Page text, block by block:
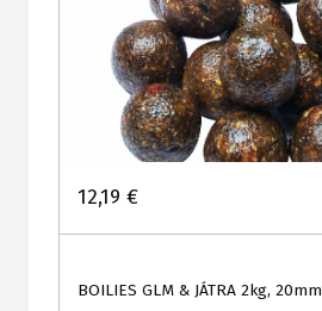
12,19 €
BOILIES GLM & JÁTRA 2kg, 20mm